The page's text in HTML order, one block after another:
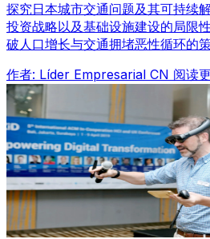
探究日本城市交通问题及其可持续
投资战略以及基础设施建设的局限
破人口增长与交通拥堵恶性循环的策
作者: Líder Empresarial CN 阅读